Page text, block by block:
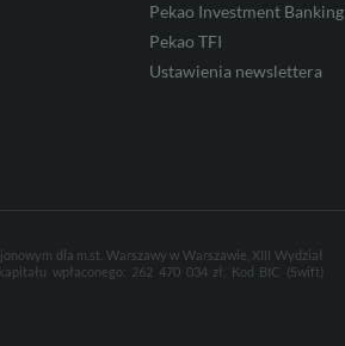
Pekao Investment Banking
Pekao TFI
Ustawienia newslettera
dla m.st. Warszawy w Warszawie, XIII Wydział
wpłaconego: 262 470 034 zł. Kod BIC (Swift)